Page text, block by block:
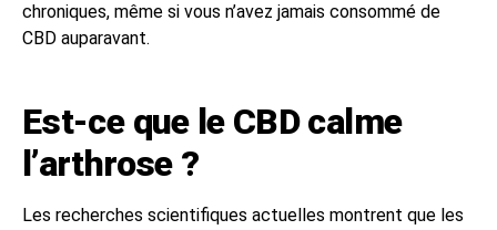
chroniques, même si vous n’avez jamais consommé de
CBD auparavant.
Est-ce que le CBD calme
l’arthrose ?
Les recherches scientifiques actuelles montrent que les